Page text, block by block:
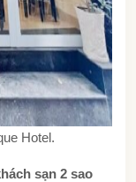
Hotel.
sạn 2 sao